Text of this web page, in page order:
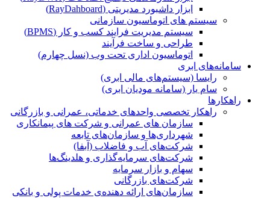
ابزار داشبورد مدیریتی (RayDahboard)
سیستم های اتوماسیون سازمانی
سیستم مدیریت فرایند کسب و کار (BPMS)
طراحی و ساخت فرآیند
اتوماسیون اداری تحت وب (نسل چهارم)
سامانه‌های ابری
رایسا (سیستم‌های مالی ابری)
سام یار (سامانه مودیان ابری)
راهکارها
راهکار تخصصی واحدهای خدماتی، عمرانی و بازرگانی
سازمان های عمرانی و شرکت های پیمانکاری
شهرداری‌ها و سازمان‌های تابعه
شرکت‌های آب و فاضلاب (آبفا)
شرکت‌های سرمایه‌گذاری و هلدینگ‌ها
سهام و بازار سرمایه
شرکت‌های بازرگانی
سازمان‌های ارائه دهنده‌ی خدمات پولی و بانکی